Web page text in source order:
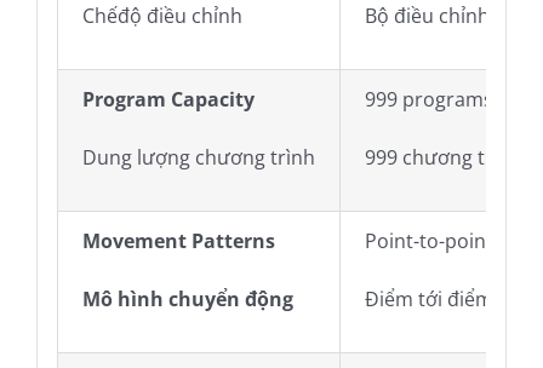
Chếđộ điều chỉnh Bộ điều chỉnh
Program Capacity
Dung lượng chương trình
999 programs
999 chương trình
Movement Patterns
Mô hình chuyển động
Point-to-point /
Điểm tới điểm /